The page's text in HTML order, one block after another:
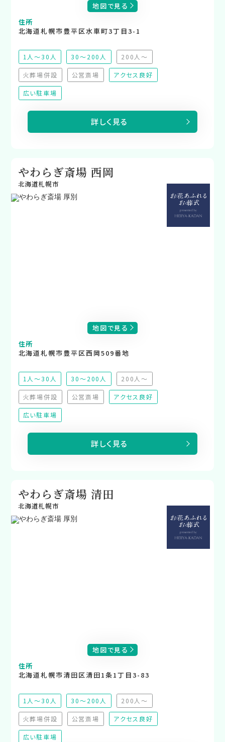
地図で見る
住所
北海道札幌市豊平区水車町3丁目3-1
1人～30人 30～200人
200人～
（非推奨）
火葬場併設
（非対応）
公営斎場
（非対応）
アクセス良好
広い駐車場
詳しく見る
やわらぎ斎場 西岡
北海道札幌市
地図で見る
住所
北海道札幌市豊平区西岡509番地
1人～30人 30～200人
200人～
（非推奨）
火葬場併設
（非対応）
公営斎場
（非対応）
アクセス良好
広い駐車場
詳しく見る
やわらぎ斎場 清田
北海道札幌市
地図で見る
住所
北海道札幌市清田区清田1条1丁目3-83
1人～30人 30～200人
200人～
（非推奨）
火葬場併設
（非対応）
公営斎場
（非対応）
アクセス良好
広い駐車場